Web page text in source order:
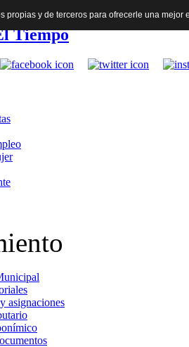
Tiempo
asignaciones
propias y de terceros para ofrecerle una